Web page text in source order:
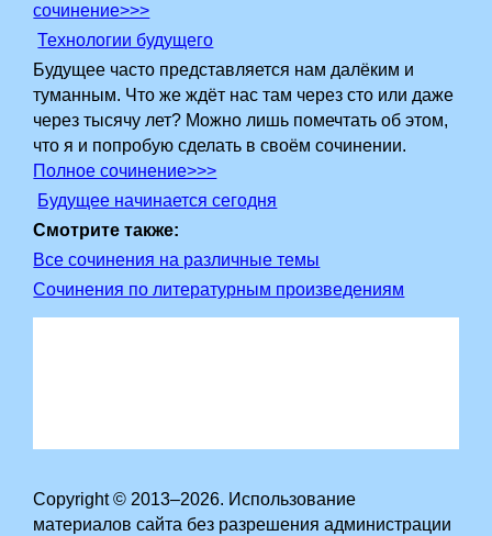
сочинение>>>
Технологии будущего
Будущее часто представляется нам далёким и
туманным. Что же ждёт нас там через сто или даже
через тысячу лет? Можно лишь помечтать об этом,
что я и попробую сделать в своём сочинении.
Полное сочинение>>>
Будущее начинается сегодня
Смотрите также:
Все сочинения на различные темы
Сочинения по литературным произведениям
Copyright © 2013–2026. Использование
материалов сайта без разрешения администрации